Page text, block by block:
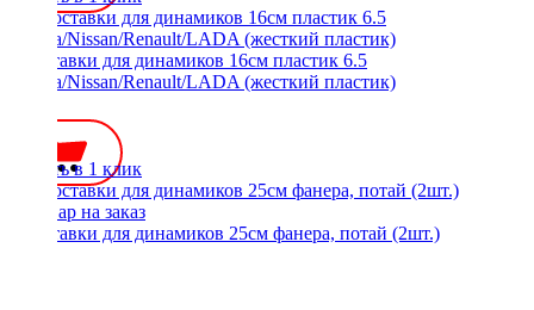
Проставки для динамиков 16см пластик 6.5
Toyota/Nissan/Renault/LADA (жесткий пластик)
Купить в 1 клик
Проставки для динамиков 25см фанера, потай (2шт.)